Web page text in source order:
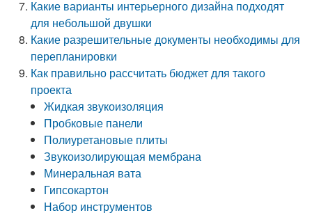
Какие варианты интерьерного дизайна подходят
для небольшой двушки
Какие разрешительные документы необходимы для
перепланировки
Как правильно рассчитать бюджет для такого
проекта
Жидкая звукоизоляция
Пробковые панели
Полиуретановые плиты
Звукоизолирующая мембрана
Минеральная вата
Гипсокартон
Набор инструментов